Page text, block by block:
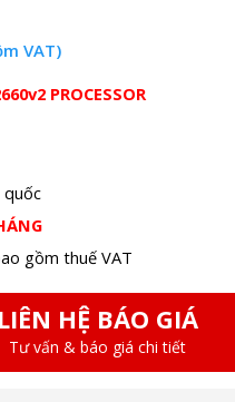
VAT)
PROCESSOR
quốc
gồm thuế VAT
LIÊN HỆ BÁO GIÁ
Tư vấn & báo giá chi tiết